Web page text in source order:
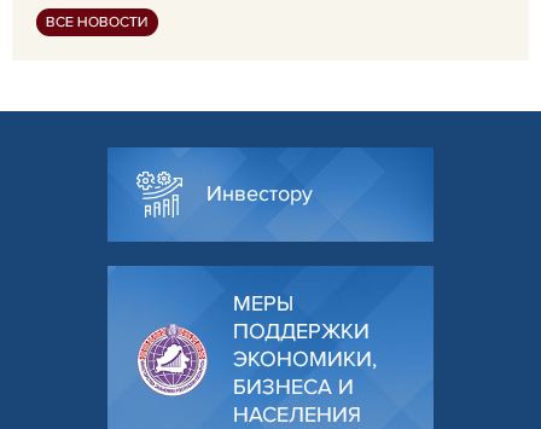
ВСЕ НОВОСТИ
Инвестору
МЕРЫ
ПОДДЕРЖКИ
ЭКОНОМИКИ,
БИЗНЕСА И
НАСЕЛЕНИЯ